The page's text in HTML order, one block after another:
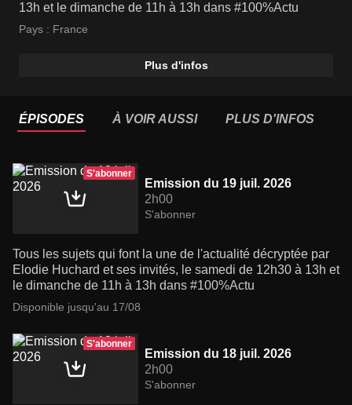
13h et le dimanche de 11h à 13h dans #100%Actu
Pays : France
Plus d'infos
ÉPISODES À VOIR AUSSI PLUS D'INFOS
S'abonner
Emission du 19 juil. 2026
2h00
S'abonner
Tous les sujets qui font la une de l'actualité décryptée par
Elodie Huchard et ses invités, le samedi de 12h30 à 13h et
le dimanche de 11h à 13h dans #100%Actu
Disponible jusqu'au 17/08
S'abonner
Emission du 18 juil. 2026
2h00
S'abonner